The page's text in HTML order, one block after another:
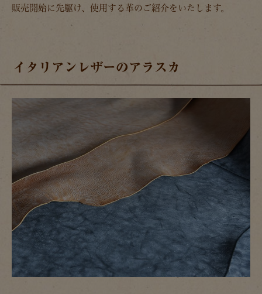
販売開始に先駆け、使用する革のご紹介をいたします。
イタリアンレザーのアラスカ